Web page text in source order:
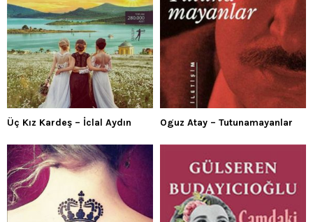
Üç Kız Kardeş – İclal Aydın Oguz Atay – Tutunamayanlar